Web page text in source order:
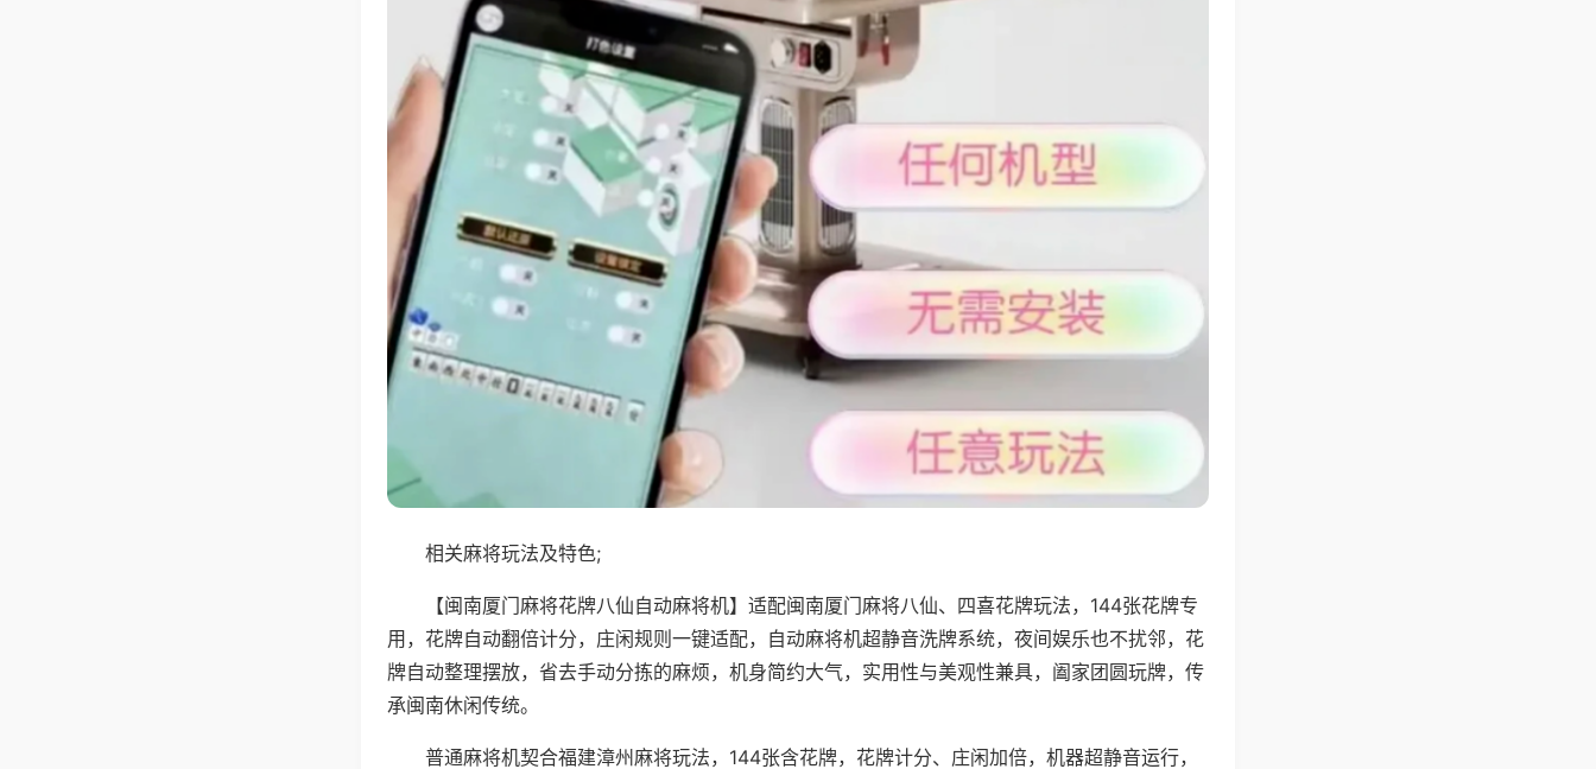
相关麻将玩法及特色;
【闽南厦门麻将花牌八仙自动麻将机】适配闽南厦门麻将八仙、四喜花牌玩法，144张花牌专
用，花牌自动翻倍计分，庄闲规则一键适配，自动麻将机超静音洗牌系统，夜间娱乐也不扰邻，花
牌自动整理摆放，省去手动分拣的麻烦，机身简约大气，实用性与美观性兼具，阖家团圆玩牌，传
承闽南休闲传统。
普通麻将机契合福建漳州麻将玩法，144张含花牌，花牌计分、庄闲加倍，机器超静音运行，